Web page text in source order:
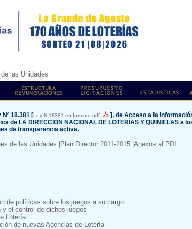
las Unidades
18.381 [Ley N 18381 en formato pdf.
], de Acceso a la
de LA DIRECCION NACIONAL DE LOTERÍAS Y QUINIELAS a
de transparencia activa.
de las Unidades |Plan Director 2011-2015 |Anexos al PDI
de políticas sobre los juegos a su cargo
el control de dichos juegos
Lotería
de nuevas Agencias de Lotería